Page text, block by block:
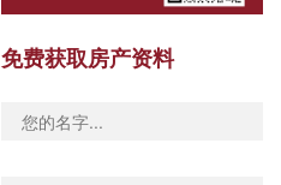
免费获取房产资料